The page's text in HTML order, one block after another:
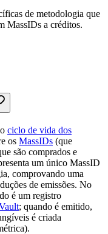
de metodologia que
MassIDs a créditos.
ciclo de vida dos
os MassIDs (que
são comprados e
um único MassID
comprovando uma
de emissões. No
é um registro
; quando é emitido,
é criada